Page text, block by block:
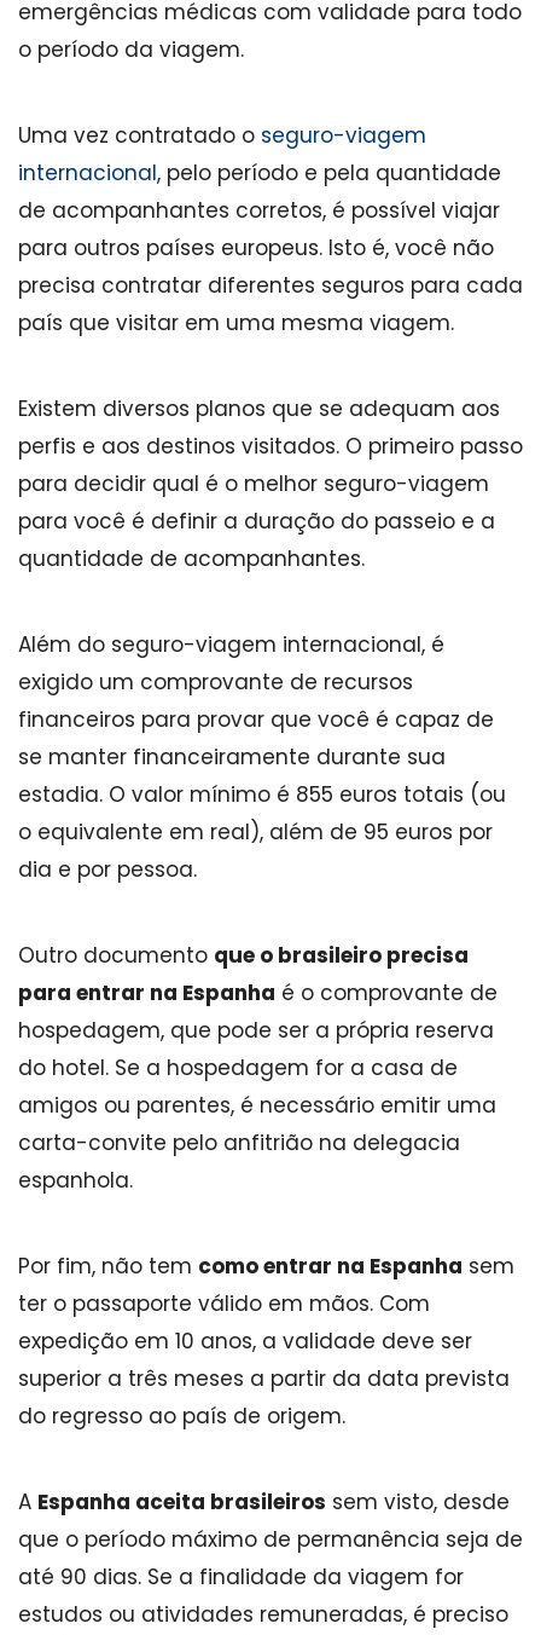
emergências médicas com validade para todo
o período da viagem.
Uma vez contratado o seguro-viagem
internacional, pelo período e pela quantidade
de acompanhantes corretos, é possível viajar
para outros países europeus. Isto é, você não
precisa contratar diferentes seguros para cada
país que visitar em uma mesma viagem.
Existem diversos planos que se adequam aos
perfis e aos destinos visitados. O primeiro passo
para decidir qual é o melhor seguro-viagem
para você é definir a duração do passeio e a
quantidade de acompanhantes.
Além do seguro-viagem internacional, é
exigido um comprovante de recursos
financeiros para provar que você é capaz de
se manter financeiramente durante sua
estadia. O valor mínimo é 855 euros totais (ou
o equivalente em real), além de 95 euros por
dia e por pessoa.
Outro documento que o brasileiro precisa
para entrar na Espanha é o comprovante de
hospedagem, que pode ser a própria reserva
do hotel. Se a hospedagem for a casa de
amigos ou parentes, é necessário emitir uma
carta-convite pelo anfitrião na delegacia
espanhola.
Por fim, não tem como entrar na Espanha sem
ter o passaporte válido em mãos. Com
expedição em 10 anos, a validade deve ser
superior a três meses a partir da data prevista
do regresso ao país de origem.
A Espanha aceita brasileiros sem visto, desde
que o período máximo de permanência seja de
até 90 dias. Se a finalidade da viagem for
estudos ou atividades remuneradas, é preciso